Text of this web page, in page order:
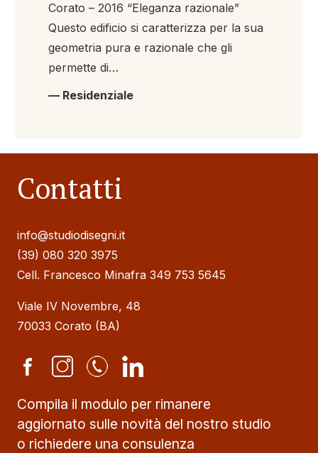
Corato – 2016 “Eleganza razionale”
Questo edificio si caratterizza per la sua
geometria pura e razionale che gli
permette di…
— Residenziale
Contatti
info@studiodisegni.it
(39) 080 320 3975
Cell. Francesco Minafra 349 753 5645
Viale IV Novembre, 48
70033 Corato (BA)
Compila il modulo per rimanere
aggiornato sulle novità del nostro studio
o richiedere una consulenza